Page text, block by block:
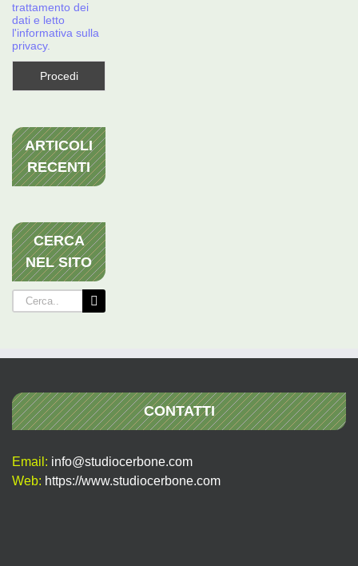
trattamento dei
dati e letto
l'informativa sulla
privacy.
ARTICOLI
RECENTI
CERCA
NEL SITO
Cerca
per:
CONTATTI
Email: info@studiocerbone.com
Web: https://www.studiocerbone.com